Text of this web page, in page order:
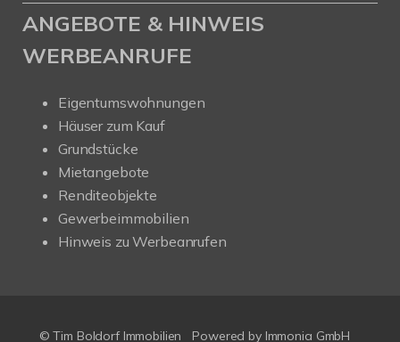
ANGEBOTE & HINWEIS
WERBEANRUFE
Eigentumswohnungen
Häuser zum Kauf
Grundstücke
Mietangebote
Renditeobjekte
Gewerbeimmobilien
Hinweis zu Werbeanrufen
© Tim Boldorf Immobilien Powered by Immonia GmbH